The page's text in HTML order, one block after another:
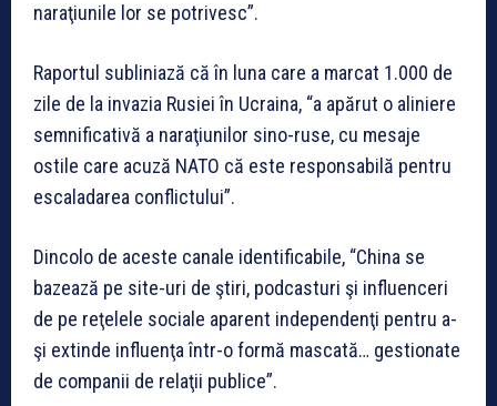
naraţiunile lor se potrivesc”.
Raportul subliniază că în luna care a marcat 1.000 de
zile de la invazia Rusiei în Ucraina, “a apărut o aliniere
semnificativă a naraţiunilor sino-ruse, cu mesaje
ostile care acuză NATO că este responsabilă pentru
escaladarea conflictului”.
Dincolo de aceste canale identificabile, “China se
bazează pe site-uri de ştiri, podcasturi şi influenceri
de pe reţelele sociale aparent independenţi pentru a-
şi extinde influenţa într-o formă mascată… gestionate
de companii de relaţii publice”.